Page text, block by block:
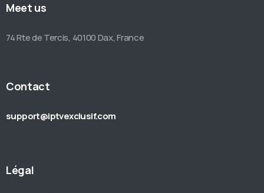
Meet us
74 Rte de Tercis, 40100 Dax, France
Contact
support@iptvexclusif.com
Légal